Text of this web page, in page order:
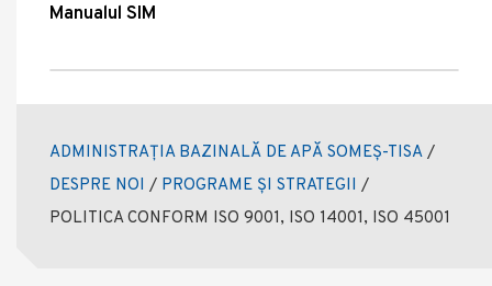
Manualul SIM
ADMINISTRAȚIA BAZINALĂ DE APĂ SOMEȘ-TISA /
DESPRE NOI / PROGRAME ȘI STRATEGII /
POLITICA CONFORM ISO 9001, ISO 14001, ISO 45001